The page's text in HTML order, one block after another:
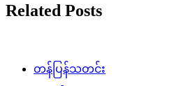
Related Posts
တန်ပြန်သတင်း